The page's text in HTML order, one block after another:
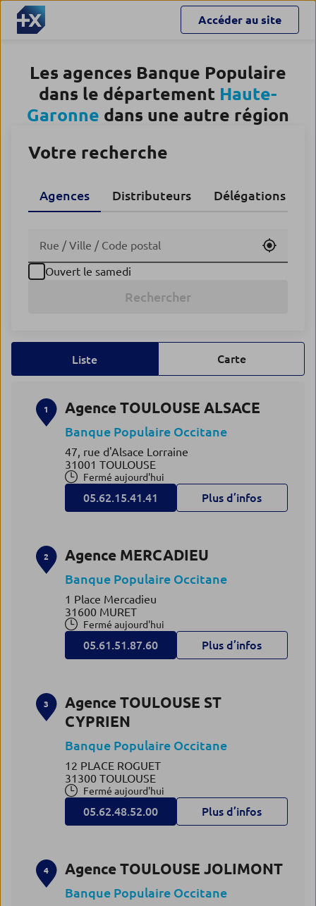
Accéder au site
Les agences Banque Populaire
dans le département Haute-
Garonne dans une autre région
Votre recherche
Agences Distributeurs Délégations
Utiliser
Ouvert le samedi
Rechercher
Liste Carte
1 Agence TOULOUSE ALSACE
Banque Populaire Occitane
47, rue d'Alsace Lorraine
31001 TOULOUSE
Fermé aujourd'hui
05.62.15.41.41 Plus d’infos
2 Agence MERCADIEU
Banque Populaire Occitane
1 Place Mercadieu
31600 MURET
Fermé aujourd'hui
05.61.51.87.60 Plus d’infos
3
Agence TOULOUSE ST
CYPRIEN
Banque Populaire Occitane
12 PLACE ROGUET
31300 TOULOUSE
Fermé aujourd'hui
05.62.48.52.00 Plus d’infos
4 Agence TOULOUSE JOLIMONT
Banque Populaire Occitane